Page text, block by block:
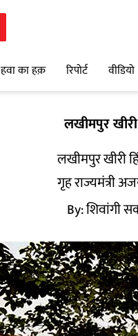
हवा का हक़ रिपोर्ट वीडियो
लखीमपुर
लखीमपुर खीरी
गृह राज्यमंत्री
By:शिवांगी